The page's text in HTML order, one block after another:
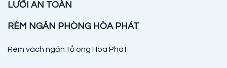
LƯỚI AN TOÀN
RÈM NGĂN PHÒNG HÒA PHÁT
Rèm vách ngăn tổ ong Hòa Phát